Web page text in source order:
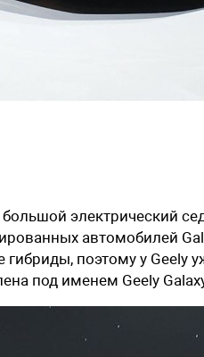
большой электрический
автомобилей
поэтому у Geely
под именем Geely